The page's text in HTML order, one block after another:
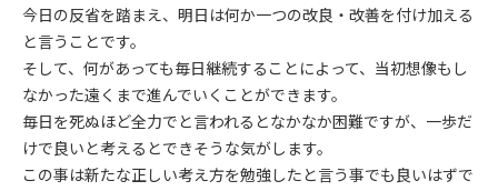
今日の反省を踏まえ、明日は何か一つの改良・改善を付け加える
と言うことです。
そして、何があっても毎日継続することによって、当初想像もし
なかった遠くまで進んでいくことができます。
毎日を死ぬほど全力でと言われるとなかなか困難ですが、一歩だ
けで良いと考えるとできそうな気がします。
この事は新たな正しい考え方を勉強したと言う事でも良いはずで